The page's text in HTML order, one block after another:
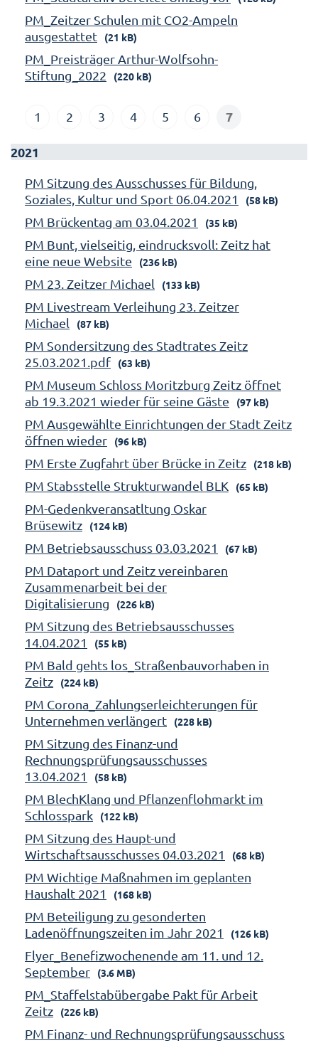
PM_Zeitzer Schulen mit CO2-Ampeln
ausgestattet
(21 kB)
PM_Preisträger Arthur-Wolfsohn-
Stiftung_2022
(220 kB)
1 2 3 4 5 6 7
2021
PM Sitzung des Ausschusses für Bildung,
Soziales, Kultur und Sport 06.04.2021
(58 kB)
PM Brückentag am 03.04.2021 (35 kB)
PM Bunt, vielseitig, eindrucksvoll: Zeitz hat
eine neue Website
(236 kB)
PM 23. Zeitzer Michael (133 kB)
PM Livestream Verleihung 23. Zeitzer
Michael
(87 kB)
PM Sondersitzung des Stadtrates Zeitz
25.03.2021.pdf
(63 kB)
PM Museum Schloss Moritzburg Zeitz öffnet
ab 19.3.2021 wieder für seine Gäste
(97 kB)
PM Ausgewählte Einrichtungen der Stadt Zeitz
öffnen wieder
(96 kB)
PM Erste Zugfahrt über Brücke in Zeitz (218 kB)
PM Stabsstelle Strukturwandel BLK (65 kB)
PM-Gedenkveransatltung Oskar
Brüsewitz
(124 kB)
PM Betriebsausschuss 03.03.2021 (67 kB)
PM Dataport und Zeitz vereinbaren
Zusammenarbeit bei der
Digitalisierung
(226 kB)
PM Sitzung des Betriebsausschusses
14.04.2021
(55 kB)
PM Bald gehts los_Straßenbauvorhaben in
Zeitz
(224 kB)
PM Corona_Zahlungserleichterungen für
Unternehmen verlängert
(228 kB)
PM Sitzung des Finanz-und
Rechnungsprüfungsausschusses
13.04.2021
(58 kB)
PM BlechKlang und Pflanzenflohmarkt im
Schlosspark
(122 kB)
PM Sitzung des Haupt-und
Wirtschaftsausschusses 04.03.2021
(68 kB)
PM Wichtige Maßnahmen im geplanten
Haushalt 2021
(168 kB)
PM Beteiligung zu gesonderten
Ladenöffnungszeiten im Jahr 2021
(126 kB)
Flyer_Benefizwochenende am 11. und 12.
September
(3.6 MB)
PM_Staffelstabübergabe Pakt für Arbeit
Zeitz
(226 kB)
PM Finanz- und Rechnungsprüfungsausschuss